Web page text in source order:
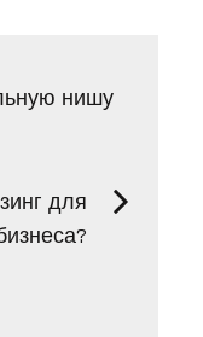
нишу
для